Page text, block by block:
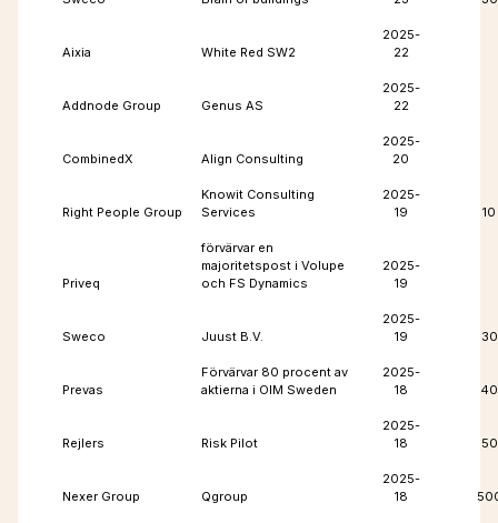
Aixia White Red SW2
2025-
22
Addnode Group Genus AS
2025-
22
CombinedX Align Consulting
2025-
20
Right People Group
Knowit Consulting
Services
2025-
19
10
Priveq
förvärvar en
majoritetspost i Volupe
och FS Dynamics
2025-
19
Sweco Juust B.V.
2025-
19
30
Prevas
Förvärvar 80 procent av
aktierna i OIM Sweden
2025-
18
40
Rejlers Risk Pilot
2025-
18
50
Nexer Group Qgroup
2025-
18